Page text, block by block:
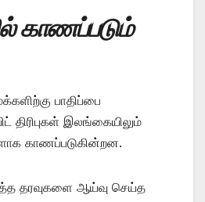
காணப்படும்
பாதிப்பை
திரிபுகள் இலங்கையிலும்
காணப்படுகின்றன.
தரவுகளை ஆய்வு செய்த